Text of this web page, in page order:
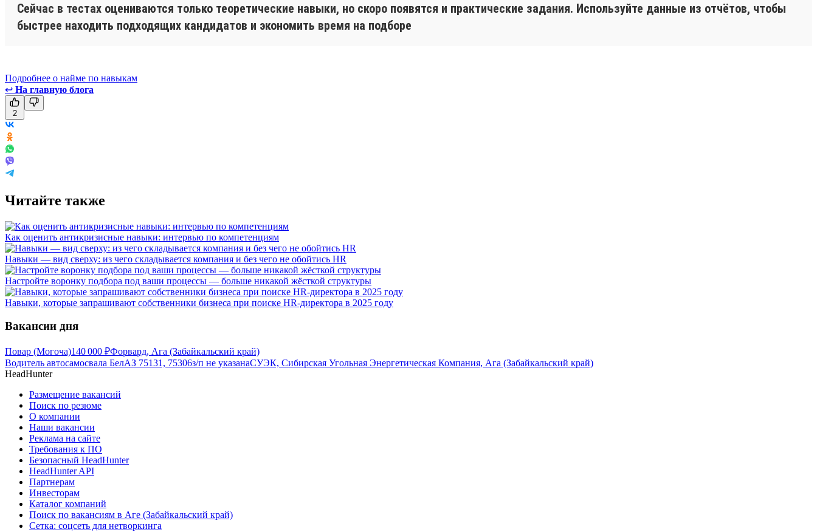
Сейчас в тестах оцениваются только теоретические навыки, но скоро появятся и практические задания. Используйте данные из отчётов, чтобы
быстрее находить подходящих кандидатов и экономить время на подборе
Подробнее о найме по навыкам
↩ На главную блога
2
Читайте также
Как оценить антикризисные навыки: интервью по компетенциям
Навыки — вид сверху: из чего складывается компания и без чего не обойтись HR
Настройте воронку подбора под ваши процессы — больше никакой жёсткой структуры
Навыки, которые запрашивают собственники бизнеса при поиске HR-директора в 2025 году
Вакансии дня
Повар (Могоча)140 000 ₽Форвард, Ага (Забайкальский край)
Водитель автосамосвала БелАЗ 75131, 75306з/п не указанаСУЭК, Сибирская Угольная Энергетическая Компания, Ага (Забайкальский край)
HeadHunter
Размещение вакансий
Поиск по резюме
О компании
Наши вакансии
Реклама на сайте
Требования к ПО
Безопасный HeadHunter
HeadHunter API
Партнерам
Инвесторам
Каталог компаний
Поиск по вакансиям в Аге (Забайкальский край)
Сетка: соцсеть для нетворкинга